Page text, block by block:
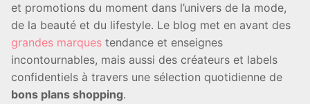
et promotions du moment dans l’univers de la mode,
de la beauté et du lifestyle. Le blog met en avant des
grandes marques tendance et enseignes
incontournables, mais aussi des créateurs et labels
confidentiels à travers une sélection quotidienne de
bons plans shopping.